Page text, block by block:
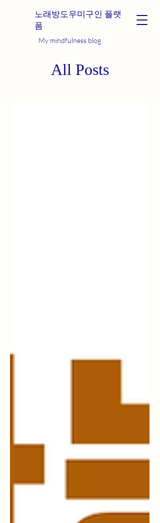
노래방도우미구인 플랫
폼
My mindfulness blog
All Posts